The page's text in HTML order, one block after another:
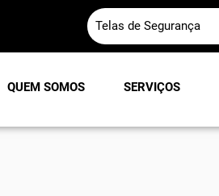
Telas de Segurança
QUEM SOMOS SERVIÇOS